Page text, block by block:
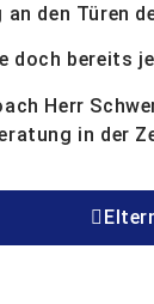
den Türen
doch bereits
Herr
in der